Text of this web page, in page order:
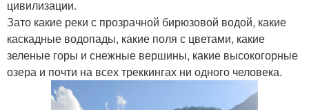
цивилизации.
Зато какие реки с прозрачной бирюзовой водой, какие
каскадные водопады, какие поля с цветами, какие
зеленые горы и снежные вершины, какие высокогорные
озера и почти на всех треккингах ни одного человека.